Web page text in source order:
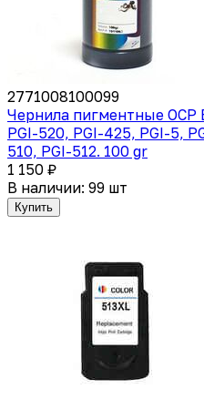
2771008100099
Чернила пигментные OCP
PGI-520, PGI-425, PGI-5,
510, PGI-512. 100 gr
1 150 ₽
В наличии: 99 шт
Купить